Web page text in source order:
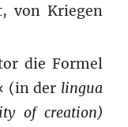
von Kriegen
die Formel
(in der lingua
of creation)